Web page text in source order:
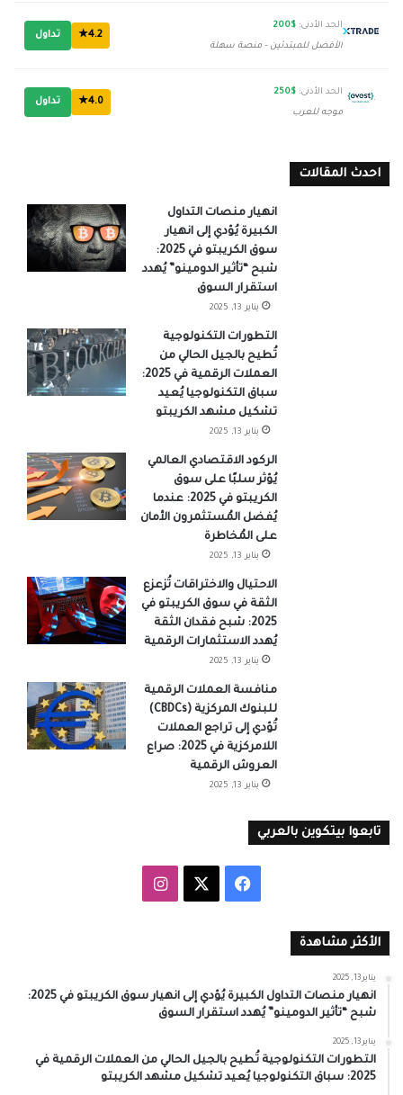
الحد الأدنى: $200
الأفضل للمبتدئين - منصة سهلة
4.2★ تداول
الحد الأدنى: $250
موجه للعرب
4.0★ تداول
احدث المقالات
انهيار منصات التداول
الكبيرة يُؤدي إلى انهيار
سوق الكريبتو في 2025:
شبح “تأثير الدومينو” يُهدد
استقرار السوق
يناير 13, 2025
التطورات التكنولوجية
تُطيح بالجيل الحالي من
العملات الرقمية في 2025:
سباق التكنولوجيا يُعيد
تشكيل مشهد الكريبتو
يناير 13, 2025
الركود الاقتصادي العالمي
يُؤثر سلبًا على سوق
الكريبتو في 2025: عندما
يُفضل المُستثمرون الأمان
على المُخاطرة
يناير 13, 2025
الاحتيال والاختراقات تُزعزع
الثقة في سوق الكريبتو في
2025: شبح فقدان الثقة
يُهدد الاستثمارات الرقمية
يناير 13, 2025
منافسة العملات الرقمية
للبنوك المركزية (CBDCs)
تُؤدي إلى تراجع العملات
اللامركزية في 2025: صراع
العروش الرقمية
يناير 13, 2025
تابعوا بيتكوين بالعربي
فيسبوك انستقرام
الأكثر مشاهدة
يناير 13, 2025
انهيار منصات التداول الكبيرة يُؤدي إلى انهيار سوق الكريبتو في 2025:
شبح “تأثير الدومينو” يُهدد استقرار السوق
يناير 13, 2025
التطورات التكنولوجية تُطيح بالجيل الحالي من العملات الرقمية في
2025: سباق التكنولوجيا يُعيد تشكيل مشهد الكريبتو